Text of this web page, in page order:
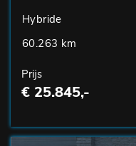
Hybride
60.263 km
Prijs
€ 25.845,-